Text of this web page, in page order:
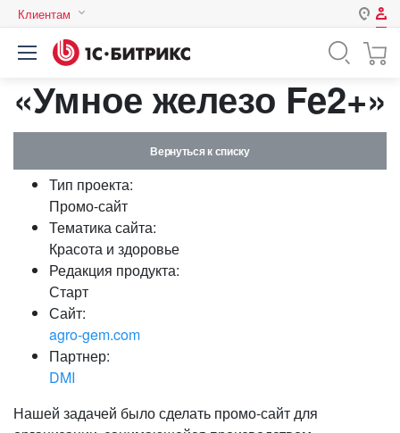
Клиентам
Казахстан
Авторизация
Зарегистрироваться
Логин
Запомнить меня на этом
«Умное железо Fe2+»
Вернуться к списку
Тип проекта:
Промо-сайт
Тематика сайта:
Красота и здоровье
Редакция продукта:
Старт
Сайт:
agro-gem.com
Партнер:
DMI
Нашей задачей было сделать промо-сайт для